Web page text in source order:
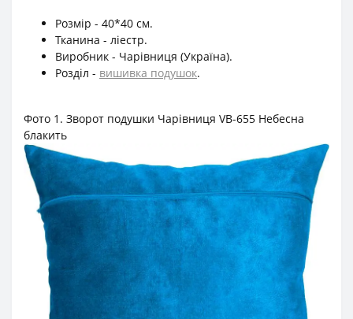
Розмір - 40*40 см.
Тканина - ліестр.
Виробник - Чарівниця (Україна).
Розділ - вишивка подушок.
Фото 1. Зворот подушки Чарівниця VB-655 Небесна
блакить